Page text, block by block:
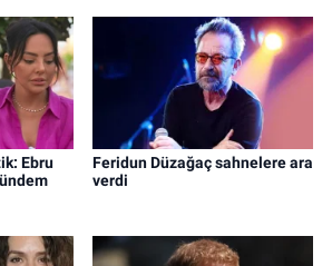
Ebru
Feridun Düzağaç sahnelere ara
verdi